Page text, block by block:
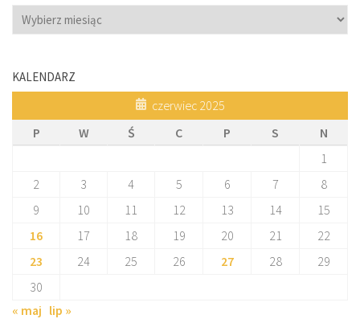
Archiwum
KALENDARZ
czerwiec 2025
P
W Ś C P S
N
1
2
3 4 5 6 7
8
9
10 11 12 13 14
15
16
17 18 19 20 21
22
23
24 25 26 27 28
29
30
« maj lip »